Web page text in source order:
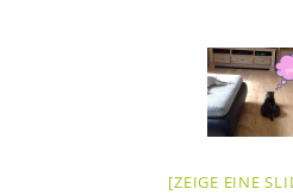
[ZEIGE EINE